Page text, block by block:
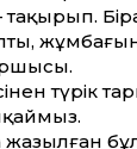
түрік